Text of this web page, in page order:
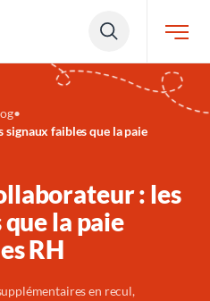
•
signaux faibles que la paie
: les
la paie
RH
en recul,